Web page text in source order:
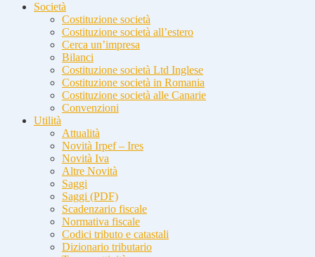
Società
Costituzione società
Costituzione società all’estero
Cerca un’impresa
Bilanci
Costituzione società Ltd Inglese
Costituzione società in Romania
Costituzione società alle Canarie
Convenzioni
Utilità
Attualità
Novità Irpef – Ires
Novità Iva
Altre Novità
Saggi
Saggi (PDF)
Scadenzario fiscale
Normativa fiscale
Codici tributo e catastali
Dizionario tributario